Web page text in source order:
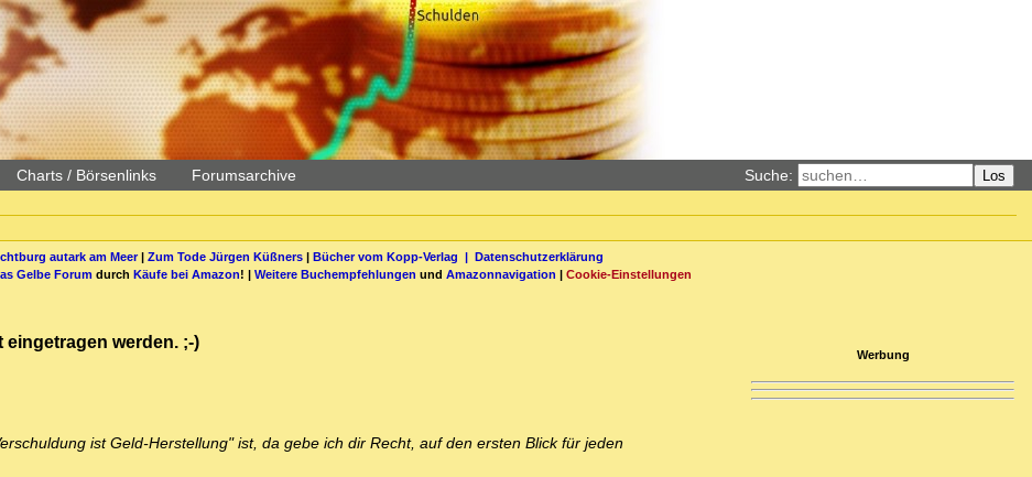
Charts / Börsenlinks Forumsarchive Suche: Los
autark am Meer| Zum Tode Jürgen Küßners| Bücher vom Kopp-Verlag | Datenschutzerklärung
Gelbe Forum durch Käufe bei Amazon! | Weitere Buchempfehlungen und Amazonnavigation | Cookie-Einstellungen
werden. ;-)
ist Geld-Herstellung" ist, da gebe ich dir Recht, auf den ersten Blick für jeden
Werbung